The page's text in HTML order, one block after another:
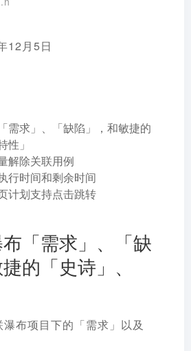
12月5日
需求」、「缺陷」，和敏捷的
性」
解除关联用例
行时间和剩余时间
计划支持点击跳转
「需求」、「缺
的「史诗」、
布项目下的「需求」以及